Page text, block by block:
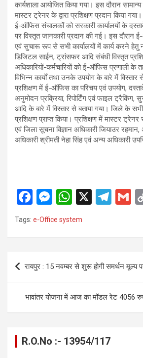
कार्यशाला आयोजित किया गया। इस दौरान
मास्टर ट्रेनर के द्वारा प्रशिक्षण प्रदान किया
ई-ऑफिस संचालकों को सरकारी कार्यालयों के
पर विस्तृत जानकारी प्रदान की गई। इस दौरान
एवं सुचारू रूप से सभी कार्यालयों में कार्य करने हेतु
डिजिटल साईन, ट्रांसफर आदि संबंधी विस्तृत
अधिकारियों-कर्मचारियों को ई-ऑफिस प्रणाली के
विभिन्न कार्यों तथा उनके उपयोग के बारे में विस्तार
प्रशिक्षण में ई-ऑफिस का परिचय एवं उपयोग,
अनुमोदन प्रक्रिया, रिपोर्टिंग एवं फाइल ट्रैकिंग,
आदि के बारे में विस्तार से बताया गया। जिले के सभी
प्रशिक्षण प्राप्त किया। प्रशिक्षण में मास्टर ट्रेनर
एवं जिला सूचना विज्ञान अधिकारी जियाउर
अधिकारी श्रीमती नेहा सिंह एवं अन्य अधिकारी
F
a
o
o
k
M
se
g
W
A
p
X
T
a
G
Tags: e-Office system
Post
navigation
रायपुर : 15 नवम्बर से शुरू होगी समर्थन मूल्य
भावांतर योजना में आज का मॉडल रेट 4056
R.O.No :- 13954/117